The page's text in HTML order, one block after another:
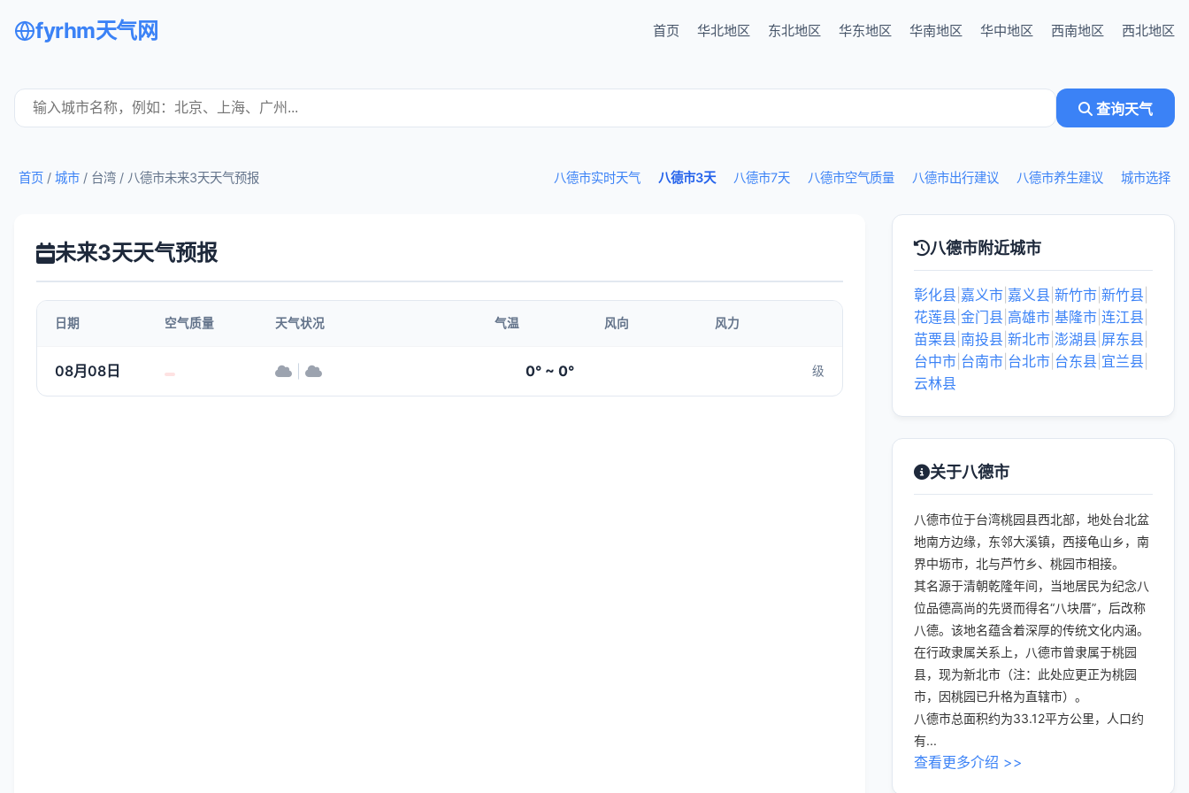
fyrhm天气网 首页 华北地区 东北地区 华东地区 华南地区 华中地区 西南地区 西北地区
查询天气
八德市实时天气 八德市3天 八德市7天 八德市空气质量 八德市出行建议 八德市养生建议 城市选择
首页 / 城市 / 台湾 / 八德市未来3天天气预报
未来3天天气预报
日期 空气质量 天气状况 气温 风向 风力
08月08日 0° ~ 0° 级
八德市附近城市
彰化县 嘉义市 嘉义县 新竹市 新竹县
花莲县 金门县 高雄市 基隆市 连江县
苗栗县 南投县 新北市 澎湖县 屏东县
台中市 台南市 台北市 台东县 宜兰县
云林县
关于八德市
八德市位于台湾桃园县西北部，地处台北盆
地南方边缘，东邻大溪镇，西接龟山乡，南
界中坜市，北与芦竹乡、桃园市相接。
其名源于清朝乾隆年间，当地居民为纪念八
位品德高尚的先贤而得名“八块厝”，后改称
八德。该地名蕴含着深厚的传统文化内涵。
在行政隶属关系上，八德市曾隶属于桃园
县，现为新北市（注：此处应更正为桃园
市，因桃园已升格为直辖市）。
八德市总面积约为33.12平方公里，人口约
有...
查看更多介绍 >>